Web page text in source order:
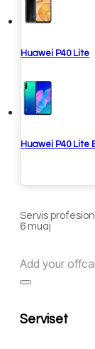
Huawei P40 Lite
Huawei P40 Lite
Servis
6 muaj
Add your
Serviset